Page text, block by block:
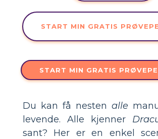
START MIN GRATIS
START MIN GRATIS
Du kan få nesten alle
levende. Alle kjenner
sant? Her er en enkel